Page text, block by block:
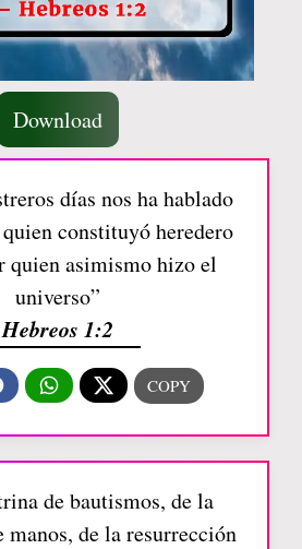
Download
días nos ha hablado
constituyó heredero
quien asimismo hizo el
universo”
Hebreos 1:2
de bautismos, de la
de la resurrección